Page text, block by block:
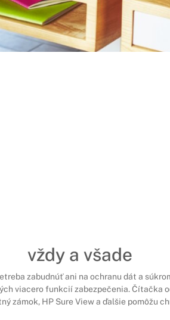
vždy a všade
zabudnúť ani na ochranu dát a
viacero funkcií zabezpečenia. Čítačka
zámok, HP Sure View a ďalšie pomôžu